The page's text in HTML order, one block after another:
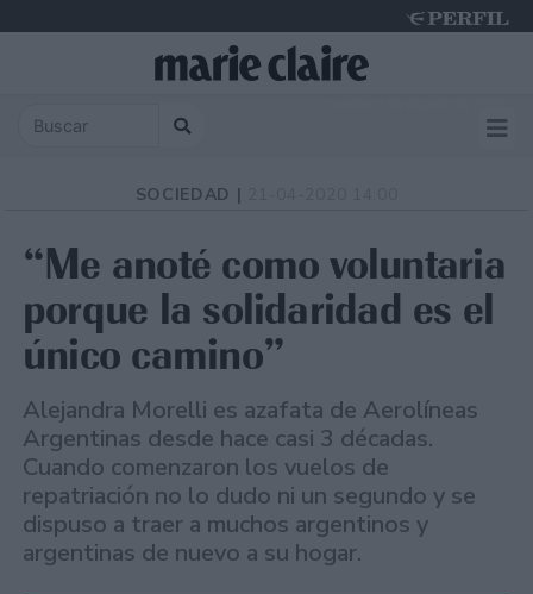
SOCIEDAD |
“Me anoté como voluntaria
porque la solidaridad es el
único camino”
Alejandra Morelli es azafata de Aerolíneas
Argentinas desde hace casi 3 décadas.
Cuando comenzaron los vuelos de
repatriación no lo dudo ni un segundo y se
dispuso a traer a muchos argentinos y
argentinas de nuevo a su hogar.